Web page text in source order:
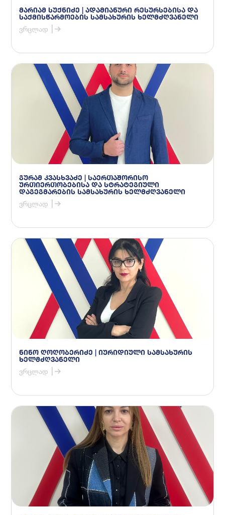
მარიამ სუქნიძე | ადამიანური რესურსებისა და
საქმისწარმოების სამსახურის ხელმძღვანელი
ვრცლად
გურამ კვასხვაძე | საერთაშორისო
ურთიერთობებისა და სტრატეგიული
დაგეგმარების სამსახურის ხელმძღვანელი
ვრცლად
ნინო ღოღობერიძე | იურიდიული სამსახურის
ხელმძღვანელი
ვრცლად